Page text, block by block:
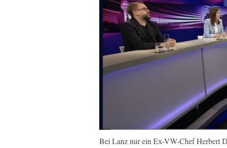
Bei Lanz nur ein Ex-VW-Chef Herbert